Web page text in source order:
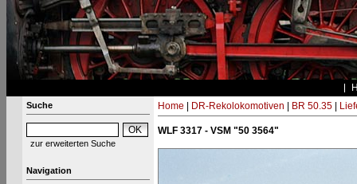
Suche
zur erweiterten Suche
Navigation
Home DR-Rekolokomotiven BR 50.35|
WLF 3317 - VSM "50 3564"